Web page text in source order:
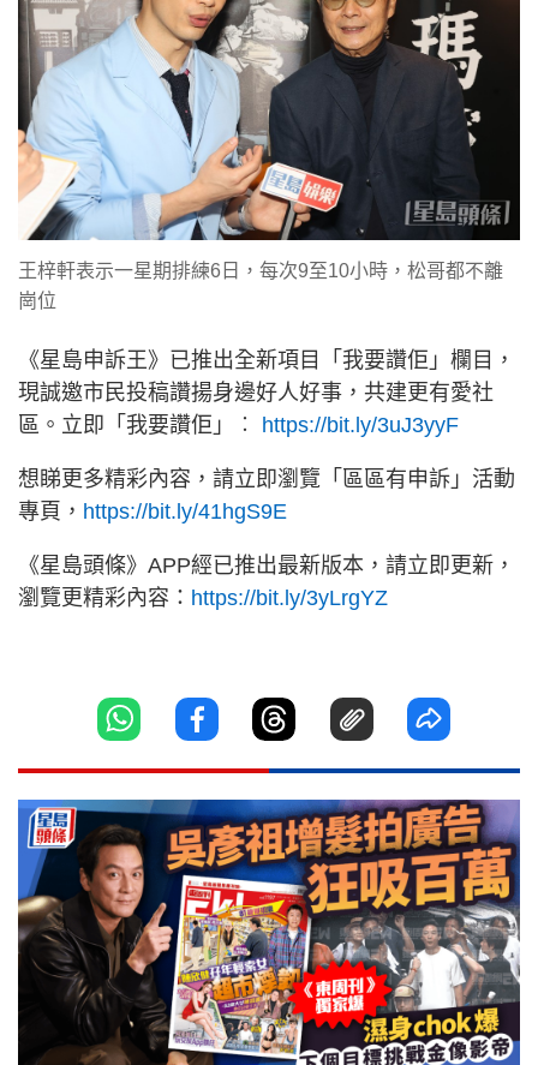
王梓軒表示一星期排練6日，每次9至10小時，松哥都不離
崗位
《星島申訴王》已推出全新項目「我要讚佢」欄目，
現誠邀市民投稿讚揚身邊好人好事，共建更有愛社
區。立即「我要讚佢」︰ https://bit.ly/3uJ3yyF
想睇更多精彩內容，請立即瀏覽「區區有申訴」活動
專頁， https://bit.ly/41hgS9E
《星島頭條》APP經已推出最新版本，請立即更新，
瀏覽更精彩內容： https://bit.ly/3yLrgYZ